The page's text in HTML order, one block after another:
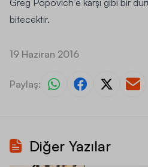
Greg Popovich’e karşı gibi bir
bitecektir.
19 Haziran 2016
Paylaş:
Diğer Yazılar